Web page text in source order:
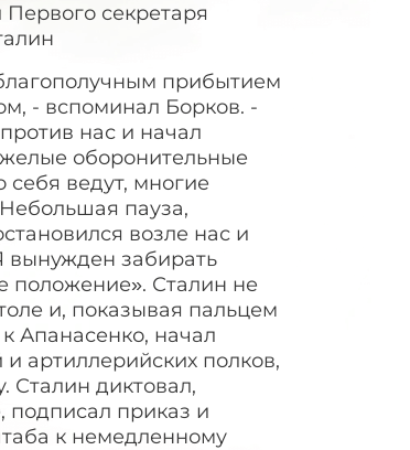
секретаря
прибытием
- вспоминал Борков. -
нас и начал
оборонительные
ведут, многие
пауза,
возле нас и
вынужден забирать
положение». Сталин не
и, показывая пальцем
Апанасенко, начал
артиллерийских полков,
Сталин диктовал,
подписал приказ и
к немедленному